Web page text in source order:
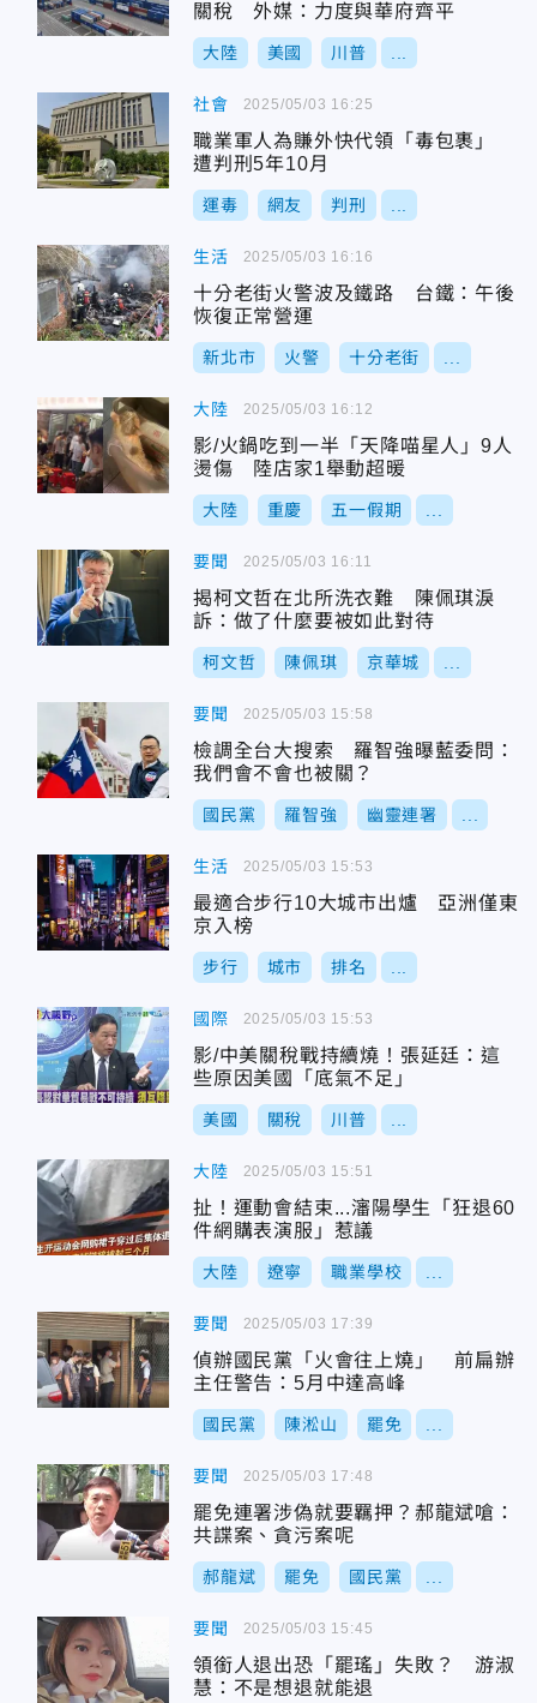
關稅 外媒：力度與華府齊平
大陸 美國 川普
社會
職業軍人為賺外快代領「毒包裹」
遭判刑5年10月
運毒 網友 判刑
2025/05/03 16:25
生活
十分老街火警波及鐵路 台鐵：午後
恢復正常營運
新北市 火警 十分老街
2025/05/03 16:16
大陸
影/火鍋吃到一半「天降喵星人」9人
燙傷 陸店家1舉動超暖
大陸 重慶 五一假期
2025/05/03 16:12
要聞
揭柯文哲在北所洗衣難 陳佩琪淚
訴：做了什麼要被如此對待
柯文哲 陳佩琪 京華城
2025/05/03 16:11
要聞
檢調全台大搜索 羅智強曝藍委問：
我們會不會也被關？
國民黨 羅智強 幽靈連署
2025/05/03 15:58
生活
最適合步行10大城市出爐 亞洲僅東
京入榜
步行 城市 排名
2025/05/03 15:53
國際
影/中美關稅戰持續燒！張延廷：這
些原因美國「底氣不足」
美國 關稅 川普
2025/05/03 15:53
大陸
扯！運動會結束...瀋陽學生「狂退60
件網購表演服」惹議
大陸 遼寧 職業學校
2025/05/03 15:51
要聞
偵辦國民黨「火會往上燒」 前扁辦
主任警告：5月中達高峰
國民黨 陳淞山 罷免
2025/05/03 17:39
要聞
罷免連署涉偽就要羈押？郝龍斌嗆：
共諜案、貪污案呢
郝龍斌 罷免 國民黨
2025/05/03 17:48
要聞
領銜人退出恐「罷瑤」失敗？ 游淑
慧：不是想退就能退
2025/05/03 15:45